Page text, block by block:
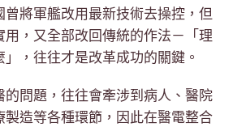
將軍艦改用最新技術去操控，但
，又全部改回傳統的作法－「理
，往往才是改革成功的關鍵。
的問題，往往會牽涉到病人、醫院
製造等各種環節，因此在醫電整合